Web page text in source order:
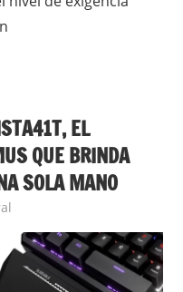
EL
QUE BRINDA
SOLA MANO
Herrera